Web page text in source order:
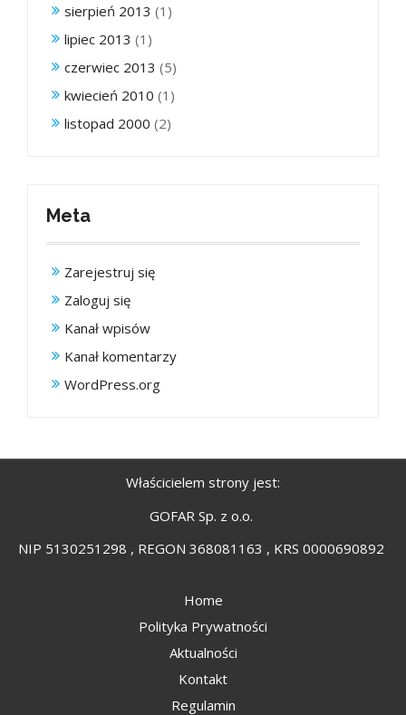
sierpień 2013 (1)
lipiec 2013 (1)
czerwiec 2013 (5)
kwiecień 2010 (1)
listopad 2000 (2)
Meta
Zarejestruj się
Zaloguj się
Kanał wpisów
Kanał komentarzy
WordPress.org
Właścicielem strony jest:
GOFAR Sp. z o.o.
NIP 5130251298 , REGON 368081163 , KRS 0000690892
Home
Polityka Prywatności
Aktualności
Kontakt
Regulamin